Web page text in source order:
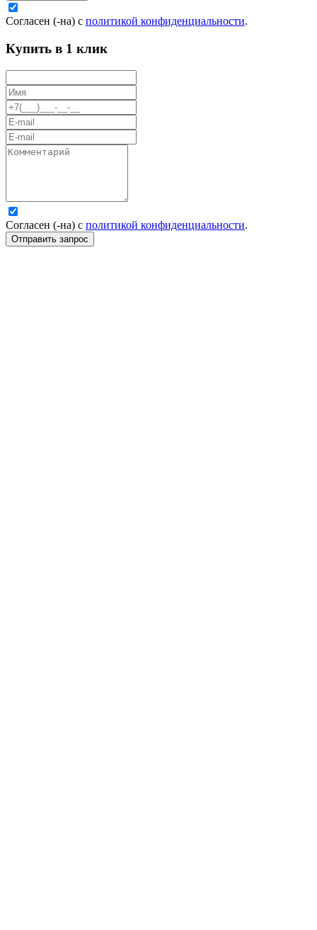
Согласен (-на) с политикой конфиденциальности.
Купить в 1 клик
Согласен (-на) с политикой конфиденциальности.
Отправить запрос